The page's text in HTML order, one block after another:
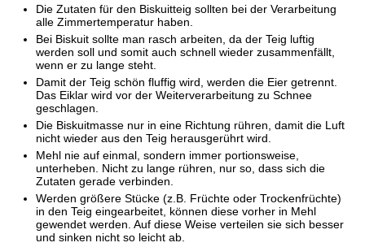
Die Zutaten für den Biskuitteig sollten bei der Verarbeitung
alle Zimmertemperatur haben.
Bei Biskuit sollte man rasch arbeiten, da der Teig luftig
werden soll und somit auch schnell wieder zusammenfällt,
wenn er zu lange steht.
Damit der Teig schön fluffig wird, werden die Eier getrennt.
Das Eiklar wird vor der Weiterverarbeitung zu Schnee
geschlagen.
Die Biskuitmasse nur in eine Richtung rühren, damit die Luft
nicht wieder aus den Teig herausgerührt wird.
Mehl nie auf einmal, sondern immer portionsweise,
unterheben. Nicht zu lange rühren, nur so, dass sich die
Zutaten gerade verbinden.
Werden größere Stücke (z.B. Früchte oder Trockenfrüchte)
in den Teig eingearbeitet, können diese vorher in Mehl
gewendet werden. Auf diese Weise verteilen sie sich besser
und sinken nicht so leicht ab.